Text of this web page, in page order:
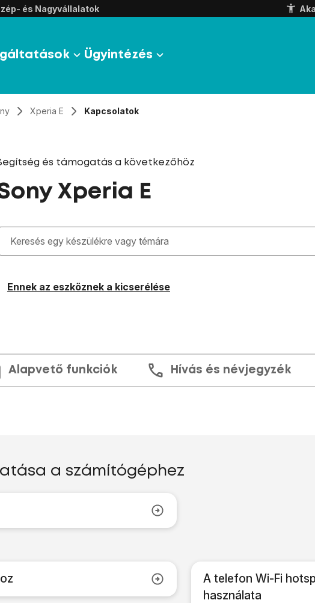
és Nagyvállalatok
Ügyintézés
Xperia E Kapcsolatok
és támogatás a következőhöz
Xperia E
közben megjelennek a keresési javaslatok a mező alatt
Ennek az eszköznek a kicserélése
Alapvető funkciók Hívás és névjegyzék
a számítógéphez
A telefon Wi-Fi
használata